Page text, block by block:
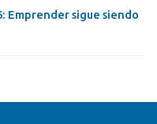
Emprender sigue siendo